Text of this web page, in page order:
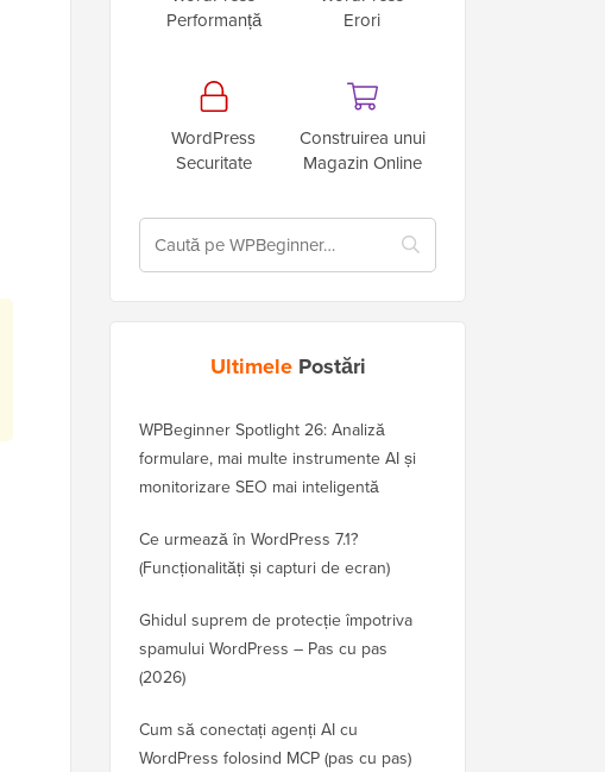
Performanță
Erori
WordPress
Securitate
Construirea unui
Magazin Online
UltimelePostări
WPBeginner Spotlight 26: Analiză
formulare, mai multe instrumente AI și
monitorizare SEO mai inteligentă
Ce urmează în WordPress 7.1?
(Funcționalități și capturi de ecran)
Ghidul suprem de protecție împotriva
spamului WordPress – Pas cu pas
(2026)
Cum să conectați agenți AI cu
WordPress folosind MCP (pas cu pas)